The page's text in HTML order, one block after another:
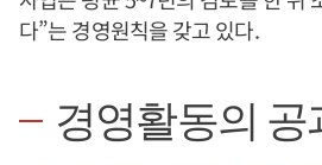
다”는 경영원칙을 갖고 있다.
경영활동의 공